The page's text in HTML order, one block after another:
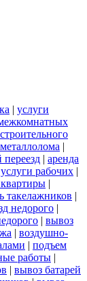
| услуги
|
| аренда
услуги рабочих |
|
такелажников |
недорого |
| вывоз
| воздушно-
| подъем
работы |
| вывоз батарей